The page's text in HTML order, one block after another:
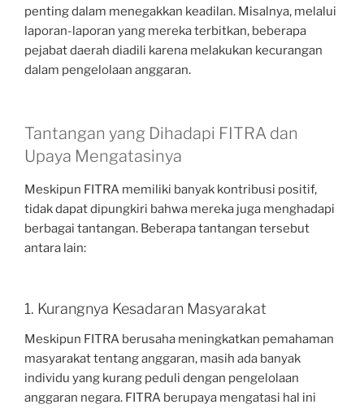
penting dalam menegakkan keadilan. Misalnya, melalui
laporan-laporan yang mereka terbitkan, beberapa
pejabat daerah diadili karena melakukan kecurangan
dalam pengelolaan anggaran.
Tantangan yang Dihadapi FITRA dan
Upaya Mengatasinya
Meskipun FITRA memiliki banyak kontribusi positif,
tidak dapat dipungkiri bahwa mereka juga menghadapi
berbagai tantangan. Beberapa tantangan tersebut
antara lain:
1. Kurangnya Kesadaran Masyarakat
Meskipun FITRA berusaha meningkatkan pemahaman
masyarakat tentang anggaran, masih ada banyak
individu yang kurang peduli dengan pengelolaan
anggaran negara. FITRA berupaya mengatasi hal ini